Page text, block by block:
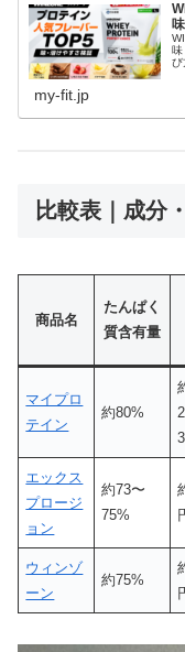
味
び
my-fit.jp
比較表｜成分
商品名
たんぱく
質含有量
マイプロ
テイン
約80%
エックス
プロージ
ョン
約73〜
75%
ウィンゾ
ーン
約75%